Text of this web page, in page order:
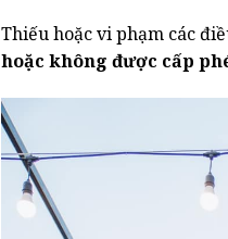
Thiếu hoặc vi phạm các
hoặc không được cấp